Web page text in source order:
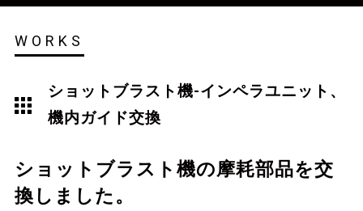
WORKS
ショットブラスト機-インペラユニット、
機内ガイド交換
ショットブラスト機の摩耗部品を交
換しました。